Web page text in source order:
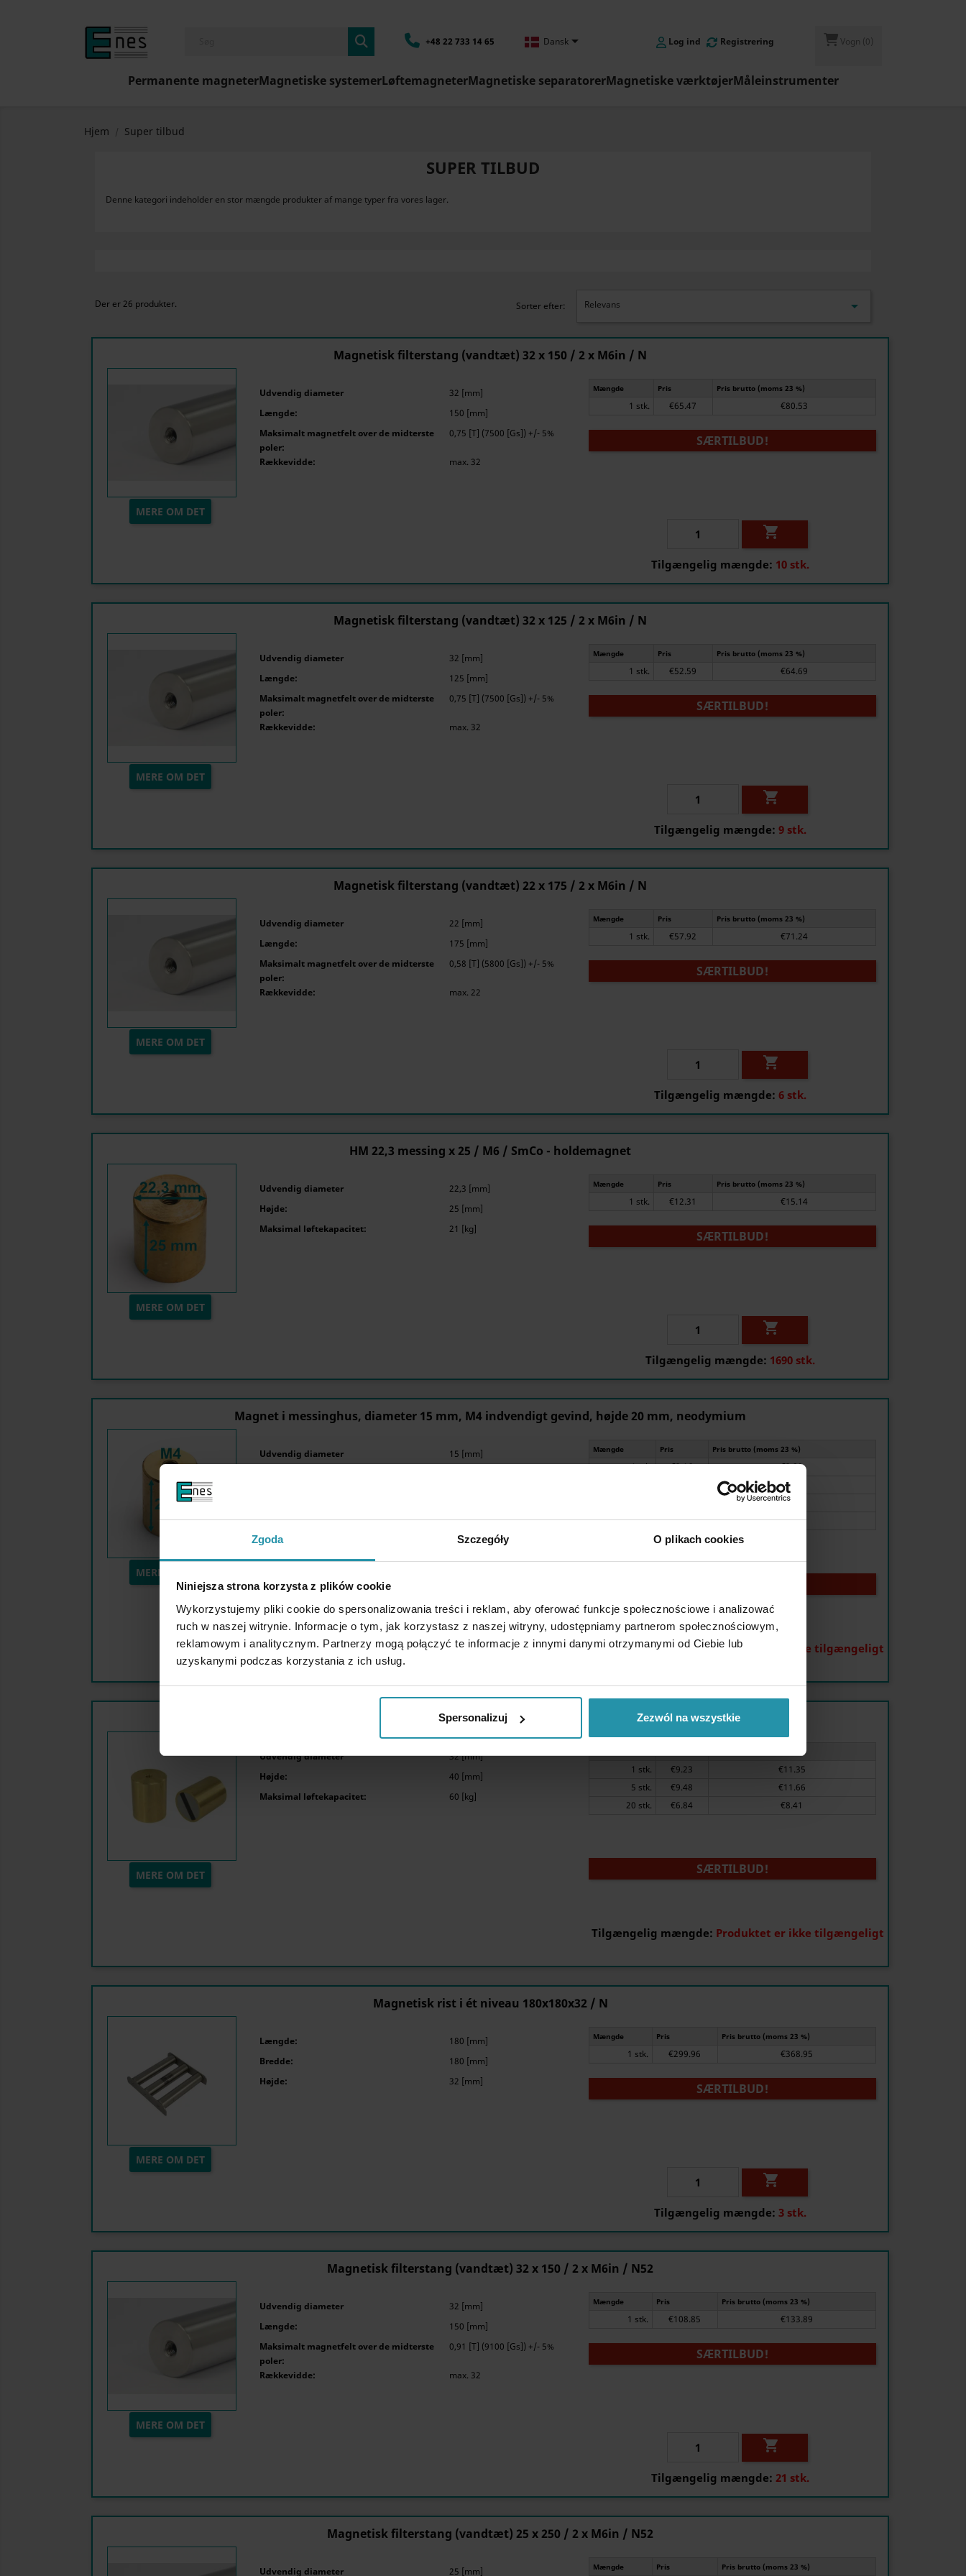
Zgoda Szczegóły O plikach cookies
Niniejsza strona korzysta z plików cookie
Wykorzystujemy pliki cookie do spersonalizowania treści i reklam, aby oferować funkcje społecznościowe i analizować
ruch w naszej witrynie. Informacje o tym, jak korzystasz z naszej witryny, udostępniamy partnerom społecznościowym,
reklamowym i analitycznym. Partnerzy mogą połączyć te informacje z innymi danymi otrzymanymi od Ciebie lub
uzyskanymi podczas korzystania z ich usług.
Spersonalizuj Zezwól na wszystkie
+48 22 733 14 65 Dansk Log ind Registrering Vogn (0)
Permanente magneterMagnetiske systemerLøftemagneterMagnetiske separatorerMagnetiske værktøjerMåleinstrumenter
Hjem Super tilbud
SUPER TILBUD
Denne kategori indeholder en stor mængde produkter af mange typer fra vores lager.
Der er 26 produkter. Sorter efter: Relevans 
Magnetisk filterstang (vandtæt) 32 x 150 / 2 x M6in / N
MERE OM DET
Udvendig diameter
32 [mm]
Længde:
150 [mm]
Maksimalt magnetfelt over de midterste
poler:
0,75 [T] (7500 [Gs]) +/- 5%
Rækkevidde: max. 32
Mængde Pris Pris brutto (moms 23 %)
1 stk. €65.47 €80.53
SÆRTILBUD!

Tilgængelig mængde: 10 stk.
Magnetisk filterstang (vandtæt) 32 x 125 / 2 x M6in / N
MERE OM DET
Udvendig diameter
32 [mm]
Længde:
125 [mm]
Maksimalt magnetfelt over de midterste
poler:
0,75 [T] (7500 [Gs]) +/- 5%
Rækkevidde: max. 32
Mængde Pris Pris brutto (moms 23 %)
1 stk. €52.59 €64.69
SÆRTILBUD!

Tilgængelig mængde: 9 stk.
Magnetisk filterstang (vandtæt) 22 x 175 / 2 x M6in / N
MERE OM DET
Udvendig diameter
22 [mm]
Længde:
175 [mm]
Maksimalt magnetfelt over de midterste
poler:
0,58 [T] (5800 [Gs]) +/- 5%
Rækkevidde: max. 22
Mængde Pris Pris brutto (moms 23 %)
1 stk. €57.92 €71.24
SÆRTILBUD!

Tilgængelig mængde: 6 stk.
HM 22,3 messing x 25 / M6 / SmCo - holdemagnet
MERE OM DET
Udvendig diameter
22,3 [mm]
Højde:
25 [mm]
Maksimal løftekapacitet:
21 [kg]
Mængde Pris Pris brutto (moms 23 %)
1 stk. €12.31 €15.14
SÆRTILBUD!

Tilgængelig mængde: 1690 stk.
Magnet i messinghus, diameter 15 mm, M4 indvendigt gevind, højde 20 mm, neodymium
MERE OM DET
Udvendig diameter
15 [mm]
Mængde Pris Pris brutto (moms 23 %)
1 stk. €3.16
€3.89
€3.52
€2.57
60 stk.
€1.66 €2.04
Tilgængelig mængde: Produktet er ikke tilgængeligt
Magnet i messinghus, diameter 32 mm, M6 indvendigt gevind, højde 40 mm, neodymium
MERE OM DET
Udvendig diameter
32 [mm]
Højde:
40 [mm]
Maksimal løftekapacitet:
60 [kg]
1 stk. €9.23
€11.35
5 stk.
€9.48
€11.66
20 stk.
€6.84 €8.41
SÆRTILBUD!
Tilgængelig mængde: Produktet er ikke tilgængeligt
Magnetisk rist i ét niveau 180x180x32 / N
MERE OM DET
Længde:
180 [mm]
Bredde:
180 [mm]
Højde:
32 [mm]
Mængde Pris Pris brutto (moms 23 %)
1 stk. €299.96 €368.95
SÆRTILBUD!

Tilgængelig mængde: 3 stk.
Magnetisk filterstang (vandtæt) 32 x 150 / 2 x M6in / N52
MERE OM DET
Udvendig diameter
32 [mm]
Længde:
150 [mm]
Maksimalt magnetfelt over de midterste
poler:
0,91 [T] (9100 [Gs]) +/- 5%
Rækkevidde: max. 32
Mængde Pris Pris brutto (moms 23 %)
1 stk. €108.85 €133.89
SÆRTILBUD!

Tilgængelig mængde: 21 stk.
Magnetisk filterstang (vandtæt) 25 x 250 / 2 x M6in / N52
Udvendig diameter 25 [mm] Mængde Pris Pris brutto (moms 23 %)